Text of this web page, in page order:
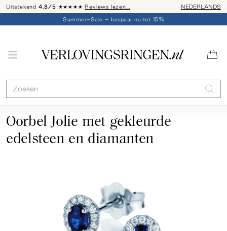
Uitstekend 4,8/5 ★★★★★ Reviews lezen… Advies: 020 -
NEDERLANDS
Summer-Sale – bespaar nu tot 15%
Oorbel Jolie met gekleurde
edelsteen en diamanten